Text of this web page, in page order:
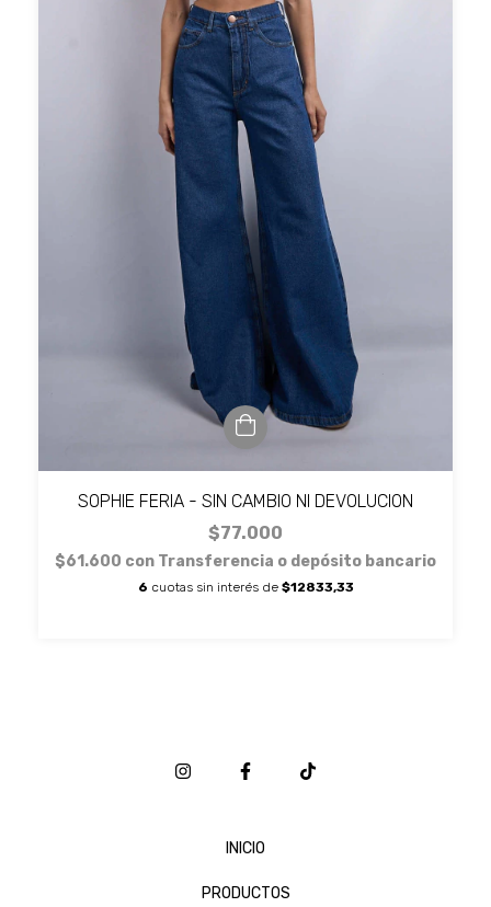
SOPHIE FERIA - SIN CAMBIO NI DEVOLUCION
$77.000
$61.600 con Transferencia o depósito bancario
6 cuotas sin interés de $12833,33
INICIO
PRODUCTOS